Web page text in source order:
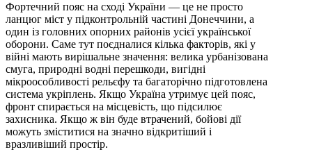
Фортечний пояс на сході України — це не просто
ланцюг міст у підконтрольній частині Донеччини, а
один із головних опорних районів усієї української
оборони. Саме тут поєдналися кілька факторів, які у
війні мають вирішальне значення: велика урбанізована
смуга, природні водні перешкоди, вигідні
мікроособливості рельєфу та багаторічно підготовлена
система укріплень. Якщо Україна утримує цей пояс,
фронт спирається на місцевість, що підсилює
захисника. Якщо ж він буде втрачений, бойові дії
можуть зміститися на значно відкритіший і
вразливіший простір.